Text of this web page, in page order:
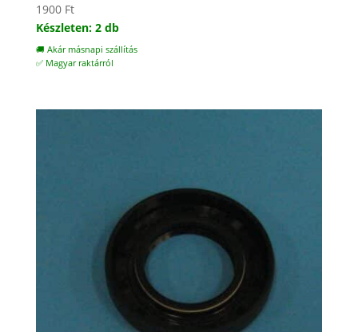
1900 Ft
Készleten: 2 db
🚚 Akár másnapi szállítás
✅ Magyar raktárról